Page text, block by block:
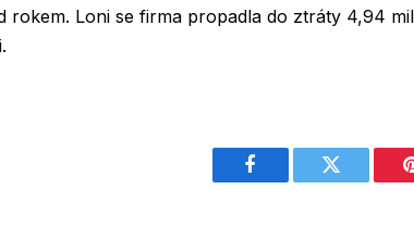
rokem. Loni se firma propadla do ztráty 4,94
Facebook Twitter